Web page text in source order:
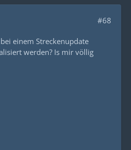
#68
einem Streckenupdate
werden? Is mir völlig